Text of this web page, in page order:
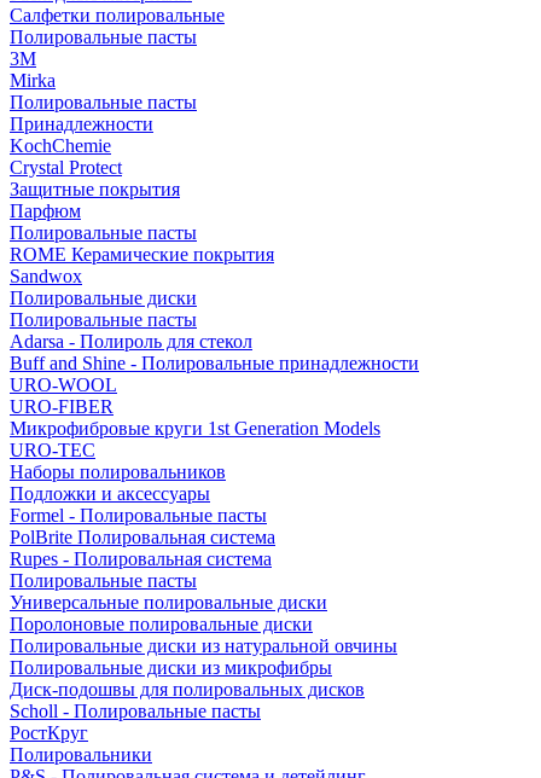
Салфетки полировальные
Полировальные пасты
3М
Mirka
Полировальные пасты
Принадлежности
KochChemie
Crystal Protect
Защитные покрытия
Парфюм
Полировальные пасты
ROME Керамические покрытия
Sandwox
Полировальные диски
Полировальные пасты
Adarsa - Полироль для стекол
Buff and Shine - Полировальные принадлежности
URO-WOOL
URO-FIBER
Микрофибровые круги 1st Generation Models
URO-TEC
Наборы полировальников
Подложки и аксессуары
Formel - Полировальные пасты
PolBrite Полировальная система
Rupes - Полировальная система
Полировальные пасты
Универсальные полировальные диски
Поролоновые полировальные диски
Полировальные диски из натуральной овчины
Полировальные диски из микрофибры
Диск-подошвы для полировальных дисков
Scholl - Полировальные пасты
РостКруг
Полировальники